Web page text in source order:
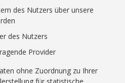
des Nutzers über unsere
des Nutzers
Provider
ohne Zuordnung zu Ihrer